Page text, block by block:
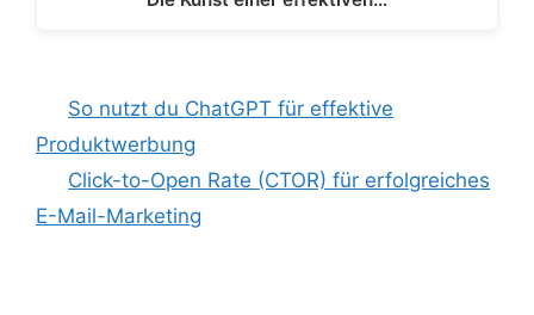
So nutzt du ChatGPT für effektive
Produktwerbung
Click-to-Open Rate (CTOR) für erfolgreiches
E-Mail-Marketing